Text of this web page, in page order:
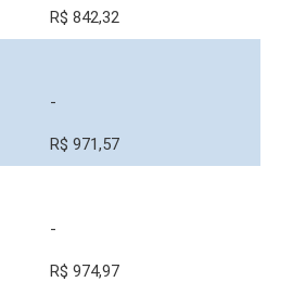
R$ 842,32
-
R$ 971,57
-
R$ 974,97